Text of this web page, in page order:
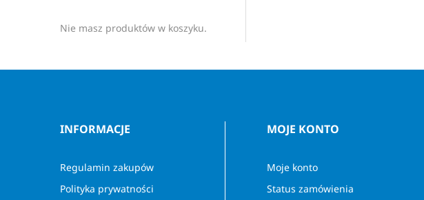
Nie masz produktów w koszyku.
INFORMACJE
Regulamin zakupów
Polityka prywatności
MOJE KONTO
Moje konto
Status zamówienia